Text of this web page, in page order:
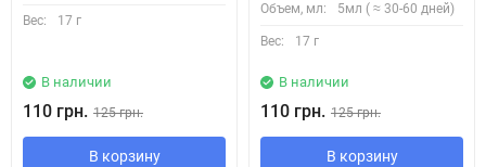
Вес: 17 г
В наличии
110 грн. 125 грн.
В корзину
Объем, мл: 5мл ( ≈ 30-60 дней)
Вес: 17 г
В наличии
110 грн. 125 грн.
В корзину